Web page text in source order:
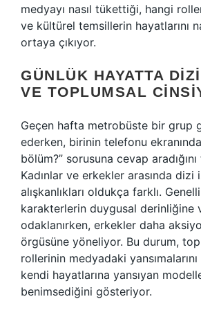
medyayı nasıl tükettiği, hangi
ve kültürel temsillerin hayatlarını
ortaya çıkıyor.
GÜNLÜK HAYATTA
VE TOPLUMSAL
Geçen hafta metrobüste bir grup
ederken, birinin telefonu
bölüm?” sorusuna cevap
Kadınlar ve erkekler arasında dizi
alışkanlıkları oldukça farklı.
karakterlerin duygusal derinliğine
odaklanırken, erkekler daha
örgüsüne yöneliyor. Bu durum,
rollerinin medyadaki
kendi hayatlarına yansıyan
benimsediğini gösteriyor.